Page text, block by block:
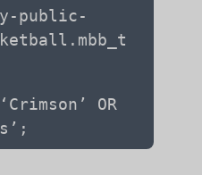
public-
OR